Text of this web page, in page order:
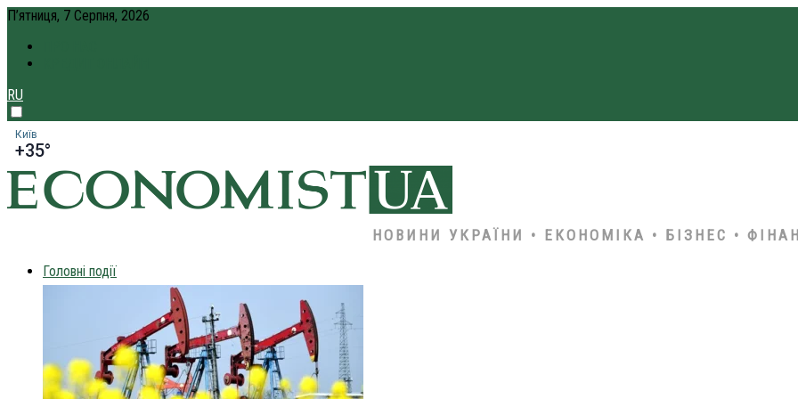
П’ятниця, 7 Серпня, 2026
RU
Київ
+35°
НОВИНИ УКРАЇНИ • ЕКОНОМІКА • БІЗНЕС •
Головні події